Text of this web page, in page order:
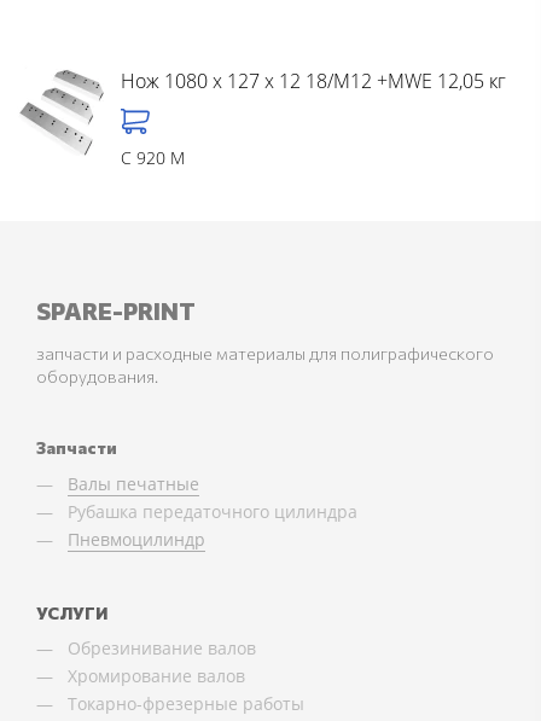
Нож 1080 x 127 x 12 18/M12 +MWE 12,05 кг
C 920 M
SPARE-PRINT
запчасти и расходные материалы для полиграфического
оборудования.
Запчасти
Валы печатные
Рубашка передаточного цилиндра
Пневмоцилиндр
УСЛУГИ
Обрезинивание валов
Хромирование валов
Токарно-фрезерные работы